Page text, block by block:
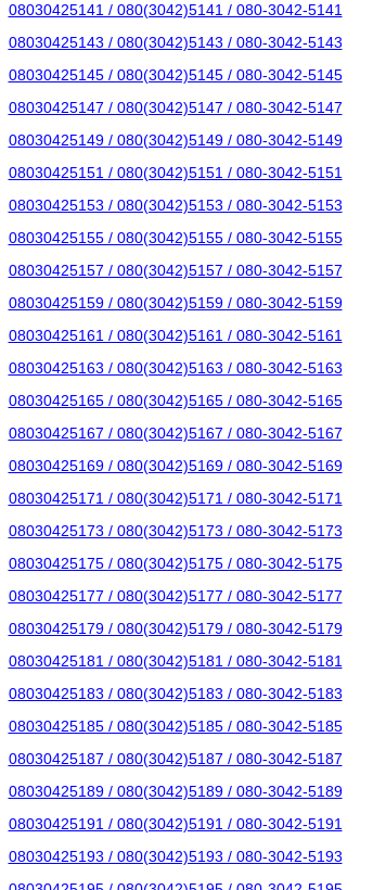
08030425141 / 080(3042)5141 / 080-3042-5141
08030425143 / 080(3042)5143 / 080-3042-5143
08030425145 / 080(3042)5145 / 080-3042-5145
08030425147 / 080(3042)5147 / 080-3042-5147
08030425149 / 080(3042)5149 / 080-3042-5149
08030425151 / 080(3042)5151 / 080-3042-5151
08030425153 / 080(3042)5153 / 080-3042-5153
08030425155 / 080(3042)5155 / 080-3042-5155
08030425157 / 080(3042)5157 / 080-3042-5157
08030425159 / 080(3042)5159 / 080-3042-5159
08030425161 / 080(3042)5161 / 080-3042-5161
08030425163 / 080(3042)5163 / 080-3042-5163
08030425165 / 080(3042)5165 / 080-3042-5165
08030425167 / 080(3042)5167 / 080-3042-5167
08030425169 / 080(3042)5169 / 080-3042-5169
08030425171 / 080(3042)5171 / 080-3042-5171
08030425173 / 080(3042)5173 / 080-3042-5173
08030425175 / 080(3042)5175 / 080-3042-5175
08030425177 / 080(3042)5177 / 080-3042-5177
08030425179 / 080(3042)5179 / 080-3042-5179
08030425181 / 080(3042)5181 / 080-3042-5181
08030425183 / 080(3042)5183 / 080-3042-5183
08030425185 / 080(3042)5185 / 080-3042-5185
08030425187 / 080(3042)5187 / 080-3042-5187
08030425189 / 080(3042)5189 / 080-3042-5189
08030425191 / 080(3042)5191 / 080-3042-5191
08030425193 / 080(3042)5193 / 080-3042-5193